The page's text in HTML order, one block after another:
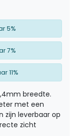
5%
7%
11%
breedte.
met een
zijn leverbaar op
zicht